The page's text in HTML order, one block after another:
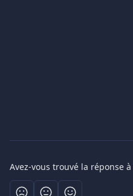
Avez-vous trouvé la réponse